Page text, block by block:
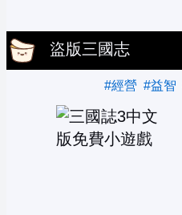
盜版三國志
#經營 #益智